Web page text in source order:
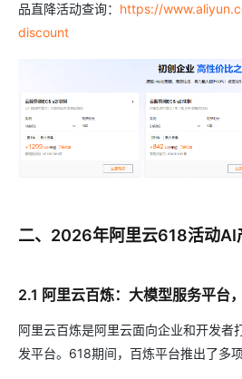
品直降活动查询： https://
discount
二、2026年阿里云618活动AI
2.1 阿里云百炼：大模型服务平台
阿里云百炼是阿里云面向企业和开发者
发平台。618期间，百炼平台推出了多项